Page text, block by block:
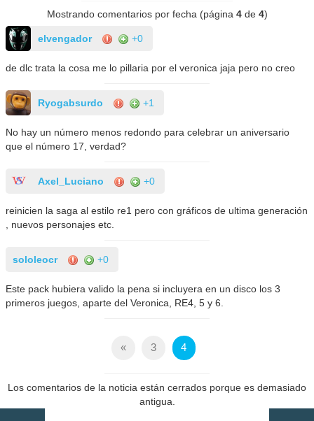
Mostrando comentarios por fecha (página 4de 4)
elvengador +0
de dlc trata la cosa me lo pillaria por el veronica jaja pero no creo
Ryogabsurdo +1
No hay un número menos redondo para celebrar un aniversario
que el número 17, verdad?
Axel_Luciano +0
reinicien la saga al estilo re1 pero con gráficos de ultima generación
, nuevos personajes etc.
sololeocr +0
Este pack hubiera valido la pena si incluyera en un disco los 3
primeros juegos, aparte del Veronica, RE4, 5 y 6.
« 3 4
Los comentarios de la noticia están cerrados porque es demasiado
antigua.